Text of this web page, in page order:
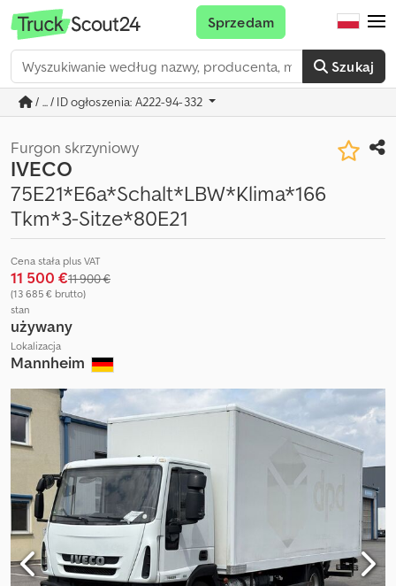
Szukaj
Sprzedam
/ ... / ID ogłoszenia: A222-94-332
Furgon skrzyniowy
IVECO
75E21*E6a*Schalt*LBW*Klima*166
Tkm*3-Sitze*80E21
Cena stała plus VAT
11 500 €11 900 €
(13 685 € brutto)
stan
używany
Lokalizacja
Mannheim